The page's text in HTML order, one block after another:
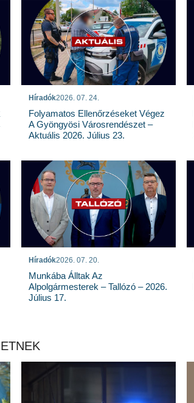
Híradók2026. 07. 24.
Folyamatos Ellenőrzéseket Végez
A Gyöngyösi Városrendészet –
Aktuális 2026. Július 23.
Híradók2026. 07. 20.
Munkába Álltak Az
Alpolgármesterek – Tallózó – 2026.
Július 17.